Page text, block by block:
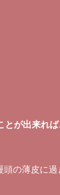
とが出来れ
の薄皮に過